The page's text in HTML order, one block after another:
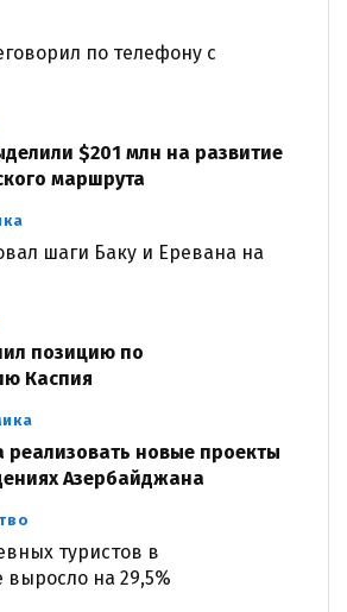
по телефону с
$201 млн на развитие
маршрута
шаги Баку и Еревана на
позицию по
Каспия
реализовать новые проекты
Азербайджана
туристов в
на 29,5%